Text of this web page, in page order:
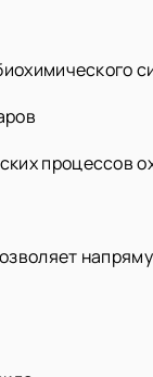
процессов